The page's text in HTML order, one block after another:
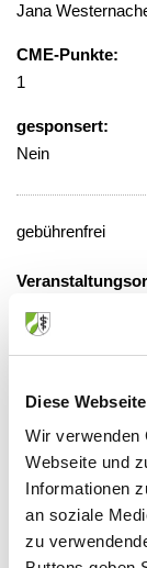
Diese
Wir verwenden
Webseite und
Informationen
an soziale
zu
Jana
CME-Punkte:
1
gesponsert:
Nein
gebührenfrei
Hospital zum
Salon
Anbieter:
Hospital zum